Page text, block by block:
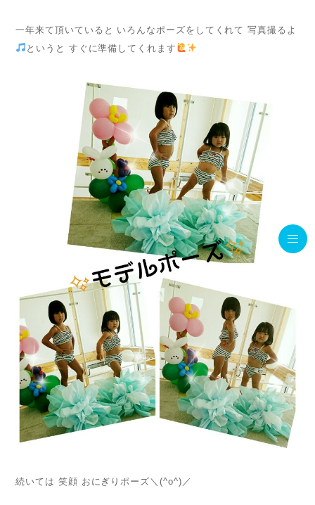
一年来て頂いていると いろんなポーズをしてくれて 写真撮るよ
というと すぐに準備してくれます
続いては 笑顔 おにぎりポーズ＼(^o^)／